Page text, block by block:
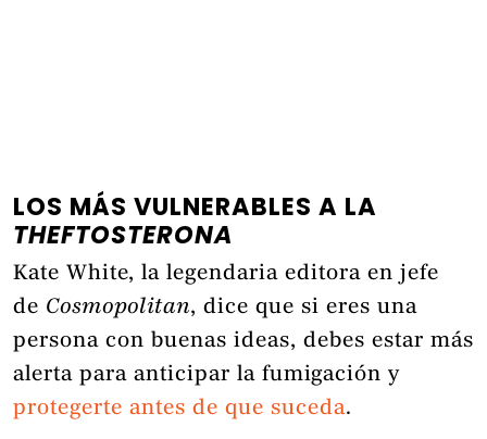
LOS MÁS VULNERABLES A LA
THEFTOSTERONA
Kate White, la legendaria editora en jefe
de Cosmopolitan, dice que si eres una
persona con buenas ideas, debes estar más
alerta para anticipar la fumigación y
protegerte antes de que suceda.